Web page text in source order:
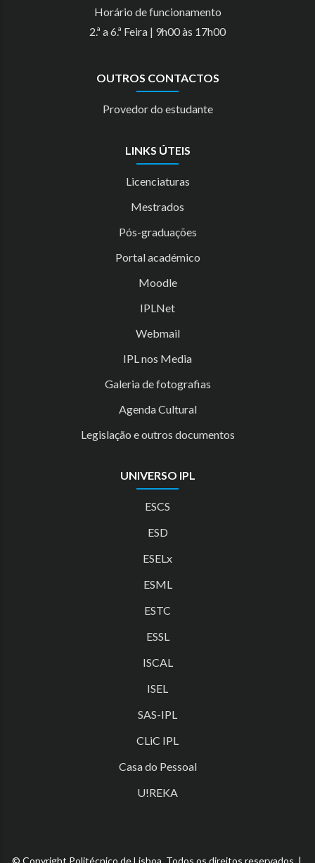
Horário de funcionamento
2.ª a 6.ª Feira | 9h00 às 17h00
OUTROS CONTACTOS
Provedor do estudante
LINKS ÚTEIS
Licenciaturas
Mestrados
Pós-graduações
Portal académico
Moodle
IPLNet
Webmail
IPL nos Media
Galeria de fotografias
Agenda Cultural
Legislação e outros documentos
UNIVERSO IPL
ESCS
ESD
ESELx
ESML
ESTC
ESSL
ISCAL
ISEL
SAS-IPL
CLiC IPL
Casa do Pessoal
U!REKA
© Copyright Politécnico de Lisboa. Todos os direitos reservados. |